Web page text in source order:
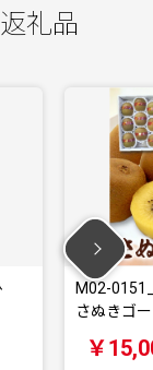
礼品
M02-
さぬきゴ
￥